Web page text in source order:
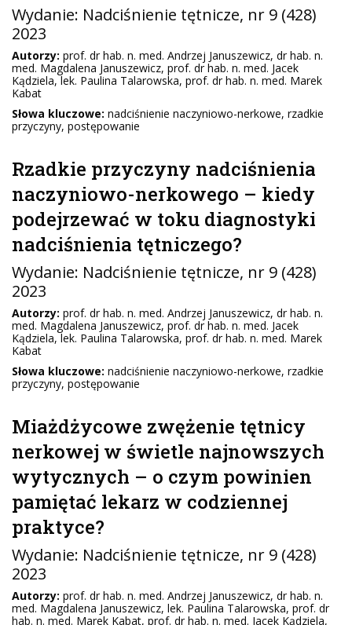
Wydanie: Nadciśnienie tętnicze, nr 9 (428)
2023
Autorzy: prof. dr hab. n. med. Andrzej Januszewicz, dr hab. n.
med. Magdalena Januszewicz, prof. dr hab. n. med. Jacek
Kądziela, lek. Paulina Talarowska, prof. dr hab. n. med. Marek
Kabat
Słowa kluczowe: nadciśnienie naczyniowo-nerkowe, rzadkie
przyczyny, postępowanie
Rzadkie przyczyny nadciśnienia
naczyniowo-nerkowego – kiedy
podejrzewać w toku diagnostyki
nadciśnienia tętniczego?
Wydanie: Nadciśnienie tętnicze, nr 9 (428)
2023
Autorzy: prof. dr hab. n. med. Andrzej Januszewicz, dr hab. n.
med. Magdalena Januszewicz, prof. dr hab. n. med. Jacek
Kądziela, lek. Paulina Talarowska, prof. dr hab. n. med. Marek
Kabat
Słowa kluczowe: nadciśnienie naczyniowo-nerkowe, rzadkie
przyczyny, postępowanie
Miażdżycowe zwężenie tętnicy
nerkowej w świetle najnowszych
wytycznych – o czym powinien
pamiętać lekarz w codziennej
praktyce?
Wydanie: Nadciśnienie tętnicze, nr 9 (428)
2023
Autorzy: prof. dr hab. n. med. Andrzej Januszewicz, dr hab. n.
med. Magdalena Januszewicz, lek. Paulina Talarowska, prof. dr
hab. n. med. Marek Kabat, prof. dr hab. n. med. Jacek Kądziela,